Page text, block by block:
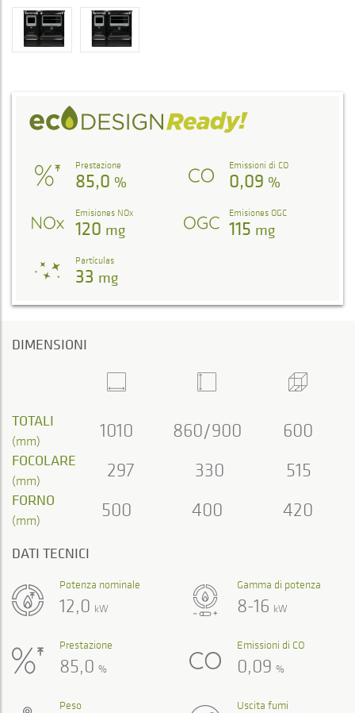
Prestazione
85,0 %
Emissioni di CO
0,09 %
Emisiones NOx
120 mg
Emisiones OGC
115 mg
Partículas
33 mg
DIMENSIONI
TOTALI
(mm) 1010 860/900 600
FOCOLARE
(mm) 297 330 515
FORNO
(mm) 500 400 420
DATI TECNICI
Gamma di potenza
8-16 kW
Potenza nominale
12,0 kW
Prestazione
85,0 %
Emissioni di CO
0,09 %
Peso Uscita fumi